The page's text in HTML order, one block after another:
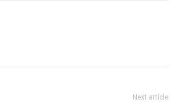
Next article